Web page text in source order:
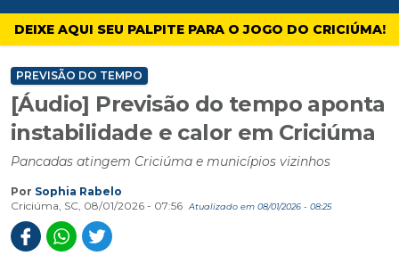
4oito
DEIXE AQUI SEU PALPITE PARA O JOGO DO CRICIÚMA!
PREVISÃO DO TEMPO
[Áudio] Previsão do tempo aponta
instabilidade e calor em Criciúma
Pancadas atingem Criciúma e municípios vizinhos
Por Sophia Rabelo
Criciúma, SC, 08/01/2026 - 07:56
Atualizado em 08/01/2026 - 08:25